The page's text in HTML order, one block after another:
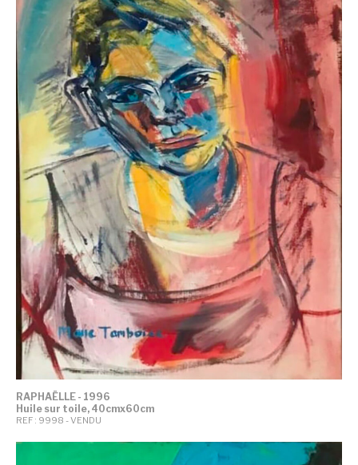
RAPHAËLLE - 1996
Huile sur toile, 40cmx60cm
REF : 9998 - VENDU